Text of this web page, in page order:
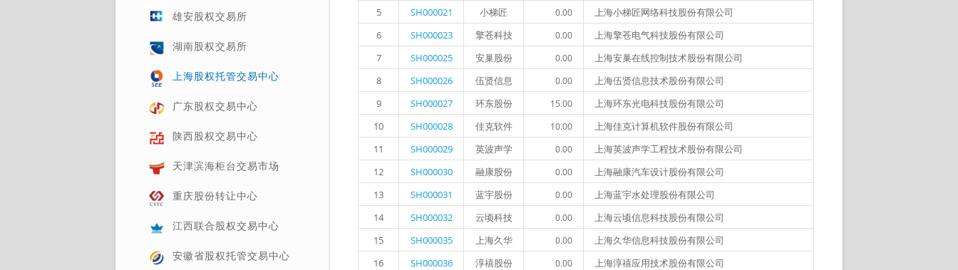
雄安股权交易所
湖南股权交易所
上海股权托管交易中心
广东股权交易中心
陕西股权交易中心
天津滨海柜台交易市场
重庆股份转让中心
江西联合股权交易中心
安徽省股权托管交易中心
5
SH000021 小梯匠 0.00
上海小梯匠网络科技股份有限公司
6
SH000023 擎苍科技 0.00
上海擎苍电气科技股份有限公司
7
SH000025 安巢股份 0.00
上海安巢在线控制技术股份有限公司
8
SH000026 伍贤信息 0.00
上海伍贤信息技术股份有限公司
9
SH000027 环东股份 15.00
上海环东光电科技股份有限公司
10
SH000028 佳克软件 10.00
上海佳克计算机软件股份有限公司
11
SH000029 英波声学 0.00
上海英波声学工程技术股份有限公司
12
SH000030 融康股份 0.00
上海融康汽车设计股份有限公司
13
SH000031 蓝宇股份 0.00
上海蓝宇水处理股份有限公司
14
SH000032 云顷科技 0.00
上海云顷信息科技股份有限公司
15
SH000035 上海久华 0.00
上海久华信息科技股份有限公司
16
SH000036 淳禧股份 0.00
上海淳禧应用技术股份有限公司